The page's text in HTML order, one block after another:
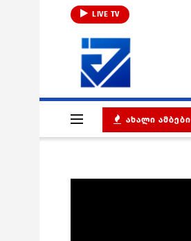
LIVE TV
ᲐᲮᲐᲚᲘ ᲐᲛᲑᲔᲑᲘ